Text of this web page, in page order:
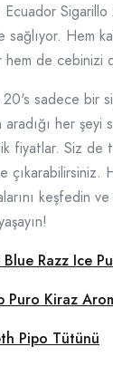
Ecuador
sağlıyor. Hem
hem de cebinizi
20's sadece bir
her şeyi
fiyatlar. Siz de
çıkarabilirsiniz.
keşfedin
Razz Ice
Puro Kiraz
Pipo Tütünü